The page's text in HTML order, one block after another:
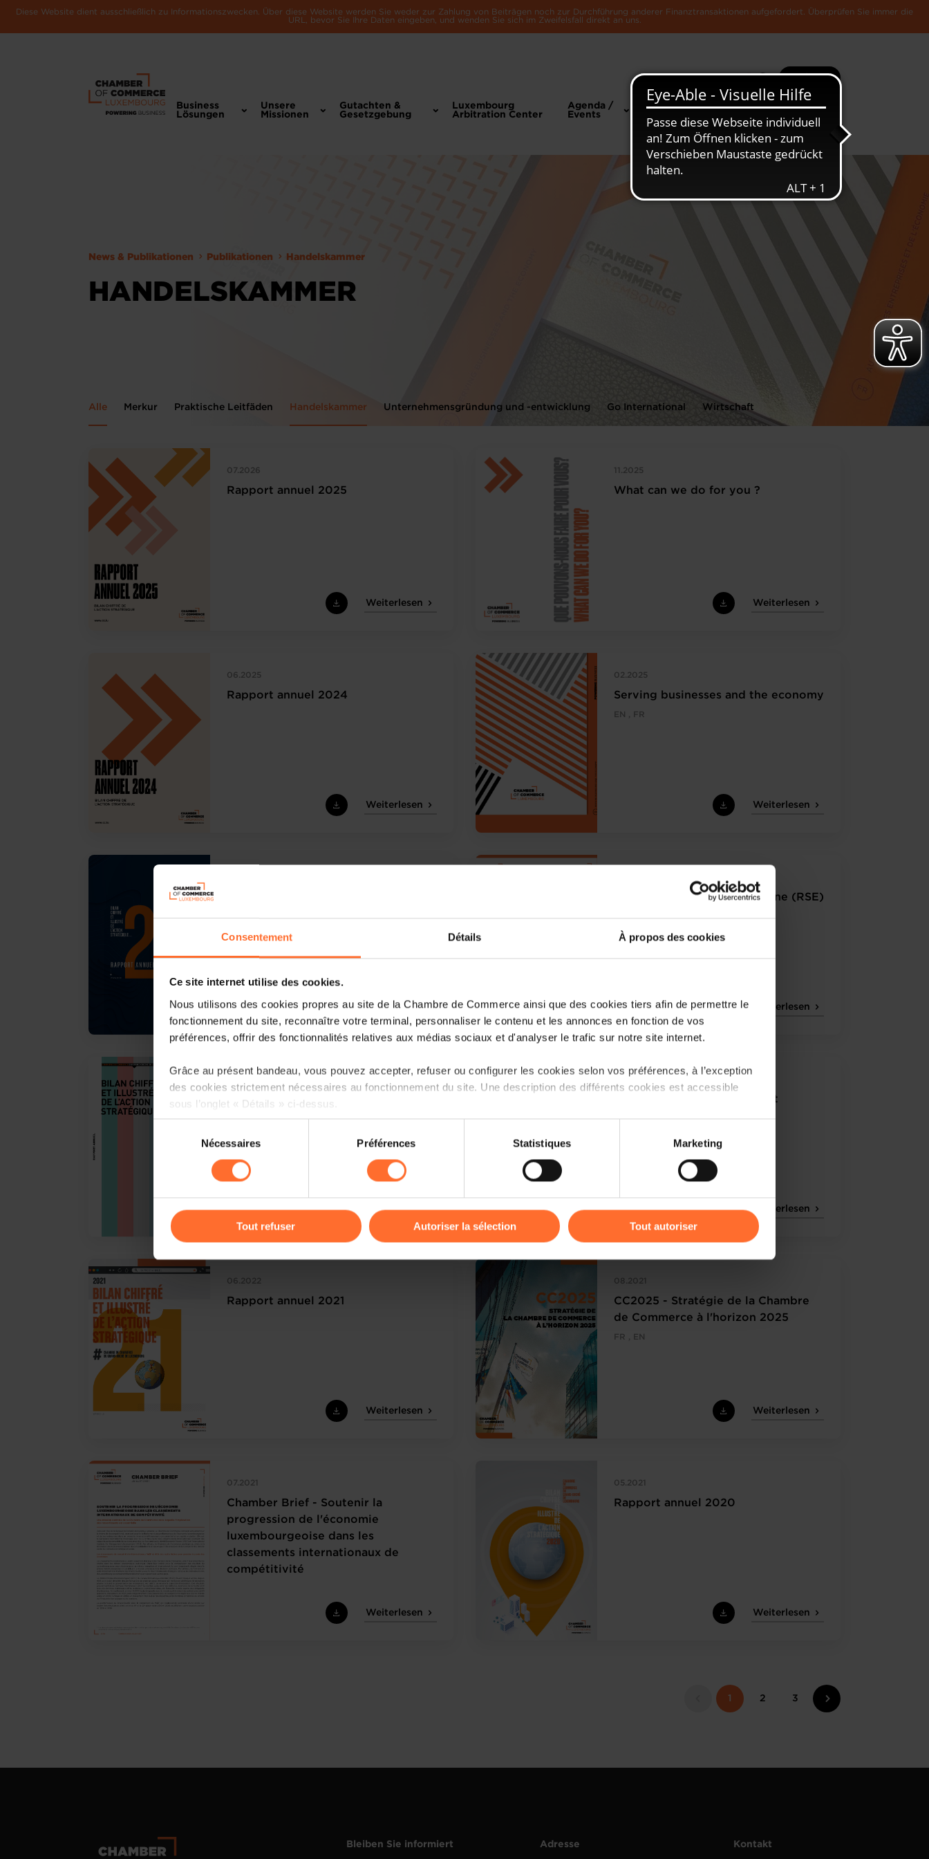
Consentement Détails À propos des cookies
Ce site internet utilise des cookies.
Nous utilisons des cookies propres au site de la Chambre de Commerce ainsi que des cookies tiers afin de permettre le
fonctionnement du site, reconnaître votre terminal, personnaliser le contenu et les annonces en fonction de vos
préférences, offrir des fonctionnalités relatives aux médias sociaux et d'analyser le trafic sur notre site internet.
Grâce au présent bandeau, vous pouvez accepter, refuser ou configurer les cookies selon vos préférences, à l’exception
des cookies strictement nécessaires au fonctionnement du site. Une description des différents cookies est accessible
sous l’onglet « Détails » ci-dessus.
Il est précisé que la navigation sur le site et certaines fonctionnalités (ex : lecture de vidéos, partage sur les réseaux
sociaux, sauvegarde des préférences de lecture vidéo, personnalisation de l’affichage du site) peuvent être affectées en
cas de refus de tous les cookies ou des cookies non nécessaires.
gauche de chaque page.
personnelles, vous pouvez consulter notre
Charte d’usage des cookies
personnelles.
consentement
Nécessaires Préférences Statistiques Marketing
Tout refuser Autoriser la sélection Tout autoriser
Diese Website dient ausschließlich zu Informationszwecken. Über diese Website werden Sie weder zur Zahlung von Beiträgen noch zur Durchführung anderer Finanztransaktionen aufgefordert. Überprüfen Sie immer die
URL, bevor Sie Ihre Daten eingeben, und wenden Sie sich im Zweifelsfall direkt an uns.
Suche Mehr
Business
Lösungen
Unsere
Missionen
Gutachten &
Gesetzgebung
Luxembourg
Arbitration Center
Agenda /
Events
News &
Die Luxemburger
News & Publikationen Publikationen Handelskammer
HANDELSKAMMER
Alle Merkur Praktische Leitfäden Handelskammer Unternehmensgründung und -entwicklung Go International Wirtschaft Europäische
07.2026
Rapport annuel 2025
Weiterlesen
11.2025
What can we do for you ?
Weiterlesen
06.2025
Rapport annuel 2024
Weiterlesen
02.2025
Serving businesses and the economy
EN , FR
Weiterlesen
Weiterlesen
Chamber Brief - Bilan Carbone (RSE)
Weiterlesen
Rapport annuel 2022
Weiterlesen
07.2022
Chamber Brief - Arbitrage et
Weiterlesen
06.2022
Rapport annuel 2021
Weiterlesen
08.2021
CC2025 - Stratégie de la Chambre
de Commerce à l'horizon 2025
FR , EN
Weiterlesen
07.2021
Chamber Brief - Soutenir la
progression de l'économie
luxembourgeoise dans les
classements internationaux de
compétitivité
Weiterlesen
05.2021
Rapport annuel 2020
Weiterlesen
1 2 3
Bleiben Sie informiert Adresse Kontakt